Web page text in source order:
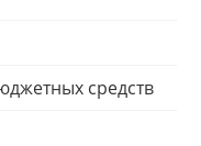
средств